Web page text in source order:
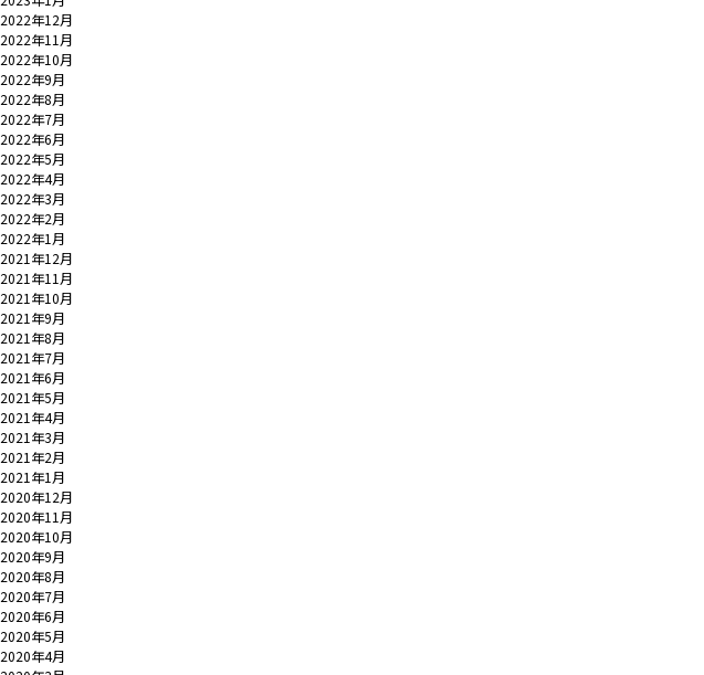
2022年12月
2022年11月
2022年10月
2022年9月
2022年8月
2022年7月
2022年6月
2022年5月
2022年4月
2022年3月
2022年2月
2022年1月
2021年12月
2021年11月
2021年10月
2021年9月
2021年8月
2021年7月
2021年6月
2021年5月
2021年4月
2021年3月
2021年2月
2021年1月
2020年12月
2020年11月
2020年10月
2020年9月
2020年8月
2020年7月
2020年6月
2020年5月
2020年4月